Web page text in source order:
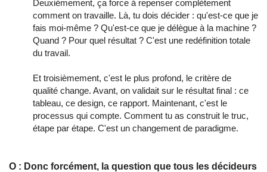
Deuxièmement, ça force à repenser complètement
comment on travaille. Là, tu dois décider : qu'est-ce que je
fais moi-même ? Qu'est-ce que je délègue à la machine ?
Quand ? Pour quel résultat ? C'est une redéfinition totale
du travail.
Et troisièmement, c'est le plus profond, le critère de
qualité change. Avant, on validait sur le résultat final : ce
tableau, ce design, ce rapport. Maintenant, c'est le
processus qui compte. Comment tu as construit le truc,
étape par étape. C'est un changement de paradigme.
O : Donc forcément, la question que tous les décideurs